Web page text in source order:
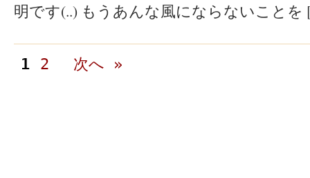
明です(..) もうあんな風にならないこと
1 2 次へ »